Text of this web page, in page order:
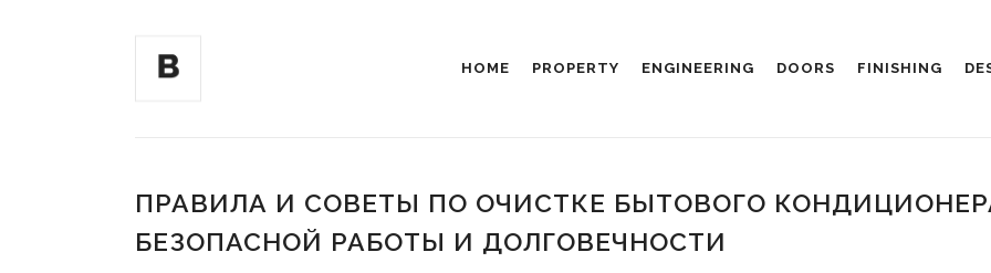
HOME PROPERTY ENGINEERING DOORS FINISHING
ПРАВИЛА И СОВЕТЫ ПО ОЧИСТКЕ БЫТОВОГО
БЕЗОПАСНОЙ РАБОТЫ И ДОЛГОВЕЧНОСТИ